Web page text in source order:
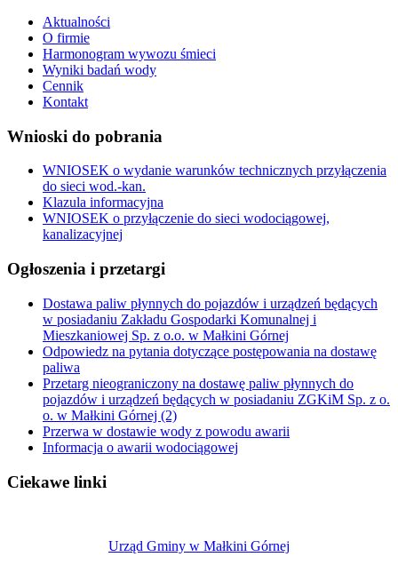
Aktualności
O firmie
Harmonogram wywozu śmieci
Wyniki badań wody
Cennik
Kontakt
Wnioski do pobrania
WNIOSEK o wydanie warunków technicznych przyłączenia
do sieci wod.-kan.
Klazula informacyjna
WNIOSEK o przyłączenie do sieci wodociągowej,
kanalizacyjnej
Ogłoszenia i przetargi
Dostawa paliw płynnych do pojazdów i urządzeń będących
w posiadaniu Zakładu Gospodarki Komunalnej i
Mieszkaniowej Sp. z o.o. w Małkini Górnej
Odpowiedz na pytania dotyczące postępowania na dostawę
paliwa
Przetarg nieograniczony na dostawę paliw płynnych do
pojazdów i urządzeń będących w posiadaniu ZGKiM Sp. z o.
o. w Małkini Górnej (2)
Przerwa w dostawie wody z powodu awarii
Informacja o awarii wodociągowej
Ciekawe linki
Urząd Gminy w Małkini Górnej